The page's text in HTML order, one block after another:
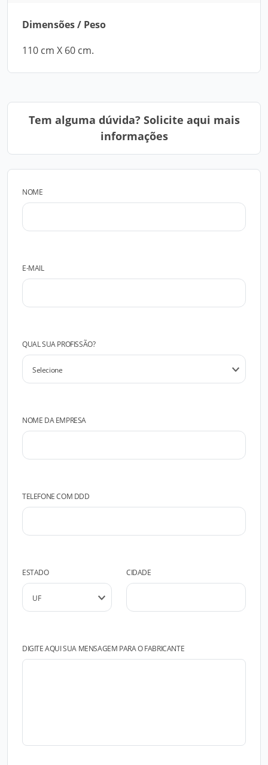
Dimensões / Peso
110 cm X 60 cm.
Tem alguma dúvida? Solicite aqui mais
informações
NOME
E-MAIL
QUAL SUA PROFISSÃO?
NOME DA EMPRESA
TELEFONE COM DDD
ESTADO CIDADE
DIGITE AQUI SUA MENSAGEM PARA O FABRICANTE